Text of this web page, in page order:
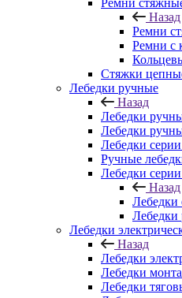
Ремни
Назад
Ремни
Ремни с
Стяжки
Лебедки ручные
Назад
Лебедки
Лебедки
Лебедки
Ручные
Лебедки
Назад
Лебедки
Назад
Лебедки
Лебедки
Лебедки